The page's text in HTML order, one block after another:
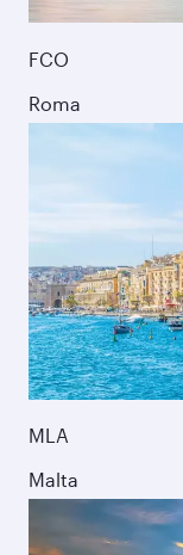
FCO
Roma
MLA
Malta